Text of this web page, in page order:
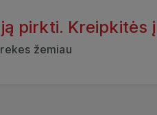
pirkti. Kreipkitės
žemiau